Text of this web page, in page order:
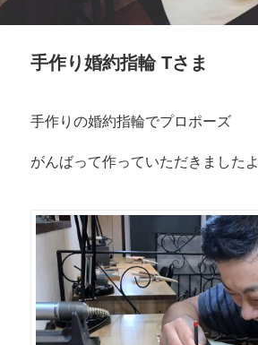
手作り婚約指輪 Tさま
手作りの婚約指輪でプロポーズ
がんばって作っていただきましたよ